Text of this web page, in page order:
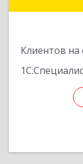
Клиентов